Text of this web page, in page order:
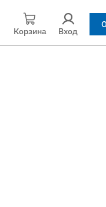
Корзина Вход